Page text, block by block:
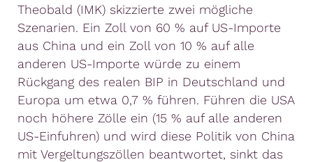
Theobald (IMK) skizzierte zwei mögliche
Szenarien. Ein Zoll von 60 % auf US-Importe
aus China und ein Zoll von 10 % auf alle
anderen US-Importe würde zu einem
Rückgang des realen BIP in Deutschland und
Europa um etwa 0,7 % führen. Führen die USA
noch höhere Zölle ein (15 % auf alle anderen
US-Einfuhren) und wird diese Politik von China
mit Vergeltungszöllen beantwortet, sinkt das